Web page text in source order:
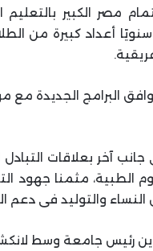
مصر الكبير
أعداد كبيرة من
توافق البرامج الجديدة
آخر بعلاقات
مثمنا جهود
النساء والتوليد فى دعم
رئيس جامعة وسط